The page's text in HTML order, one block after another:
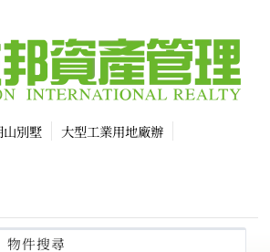
山別墅
大型工業用地廠辦